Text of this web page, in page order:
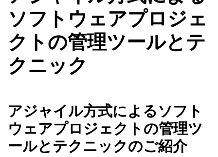
ソフトウェアプロジェ
クトの管理ツールとテ
クニック
アジャイル方式によるソフト
ウェアプロジェクトの管理ツ
ールとテクニックのご紹介